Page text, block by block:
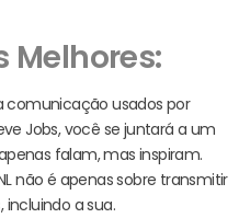
Melhores:
comunicação usados por
Jobs, você se juntará a um
falam, mas inspiram.
não é apenas sobre transmitir
a sua.